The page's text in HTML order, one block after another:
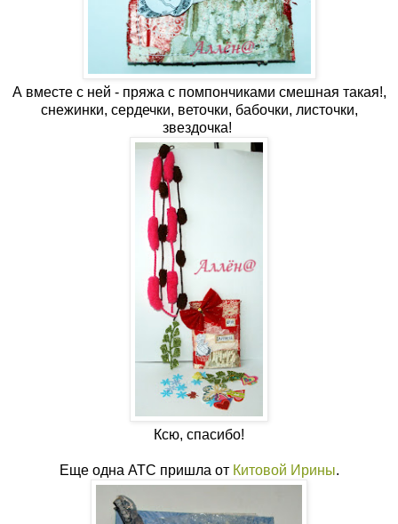
А вместе с ней - пряжа с помпончиками смешная такая!,
снежинки, сердечки, веточки, бабочки, листочки,
звездочка!
Ксю, спасибо!
Еще одна АТС пришла от Китовой Ирины.